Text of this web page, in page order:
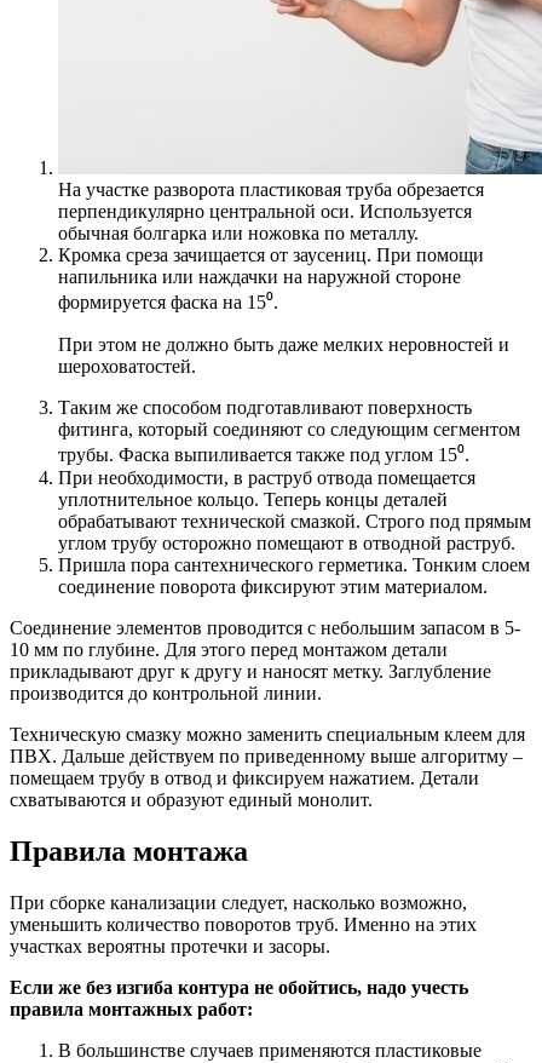
На участке разворота пластиковая труба обрезается
перпендикулярно центральной оси. Используется
обычная болгарка или ножовка по металлу.
Кромка среза зачищается от заусениц. При помощи
напильника или наждачки на наружной стороне
формируется фаска на 15⁰.
При этом не должно быть даже мелких неровностей и
шероховатостей.
Таким же способом подготавливают поверхность
фитинга, который соединяют со следующим сегментом
трубы. Фаска выпиливается также под углом 15⁰.
При необходимости, в раструб отвода помещается
уплотнительное кольцо. Теперь концы деталей
обрабатывают технической смазкой. Строго под прямым
углом трубу осторожно помещают в отводной раструб.
Пришла пора сантехнического герметика. Тонким слоем
соединение поворота фиксируют этим материалом.
Соединение элементов проводится с небольшим запасом в 5-
10 мм по глубине. Для этого перед монтажом детали
прикладывают друг к другу и наносят метку. Заглубление
производится до контрольной линии.
Техническую смазку можно заменить специальным клеем для
ПВХ. Дальше действуем по приведенному выше алгоритму –
помещаем трубу в отвод и фиксируем нажатием. Детали
схватываются и образуют единый монолит.
Правила монтажа
При сборке канализации следует, насколько возможно,
уменьшить количество поворотов труб. Именно на этих
участках вероятны протечки и засоры.
Если же без изгиба контура не обойтись, надо учесть
правила монтажных работ:
В большинстве случаев применяются пластиковые